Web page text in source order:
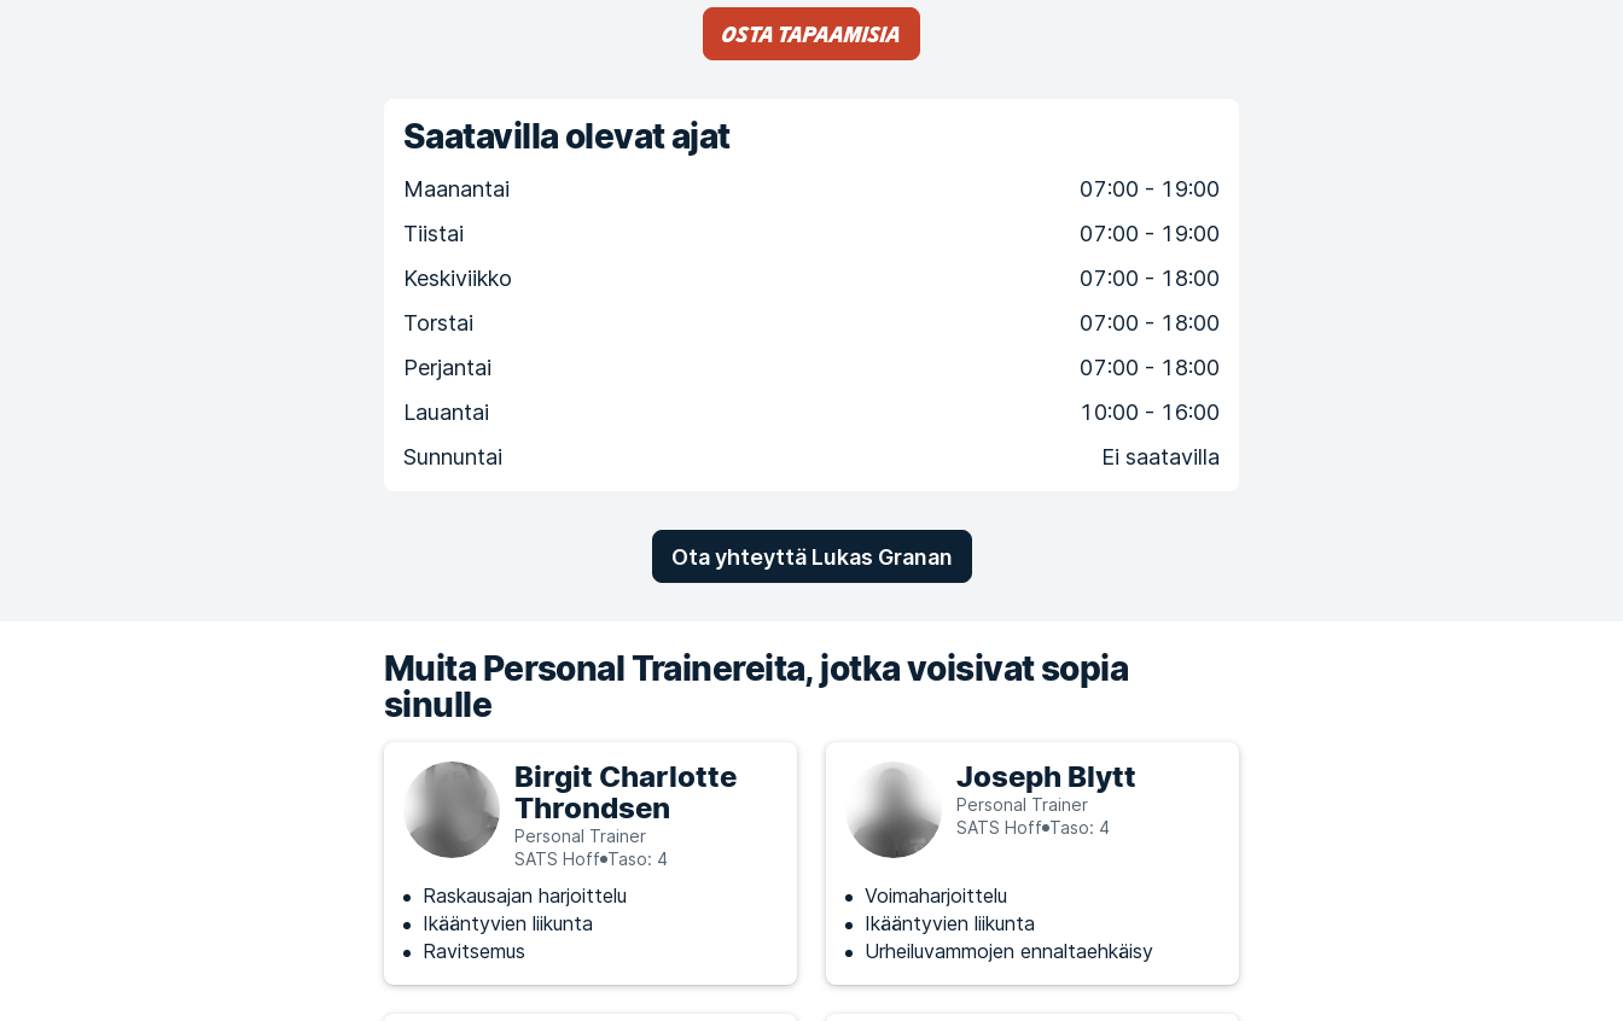
Osta tapaamisia
Saatavilla olevat ajat
Maanantai
07:00 - 19:00
Tiistai
07:00 - 19:00
Keskiviikko
07:00 - 18:00
Torstai
07:00 - 18:00
Perjantai
07:00 - 18:00
Lauantai
10:00 - 16:00
Sunnuntai
Ei saatavilla
Ota yhteyttä Lukas Granan
Muita Personal Trainereita, jotka voisivat sopia
sinulle
Birgit Charlotte
Throndsen
Personal Trainer
SATS Hoff Taso: 4
Raskausajan harjoittelu
Ikääntyvien liikunta
Ravitsemus
Joseph Blytt
Personal Trainer
SATS Hoff Taso: 4
Voimaharjoittelu
Ikääntyvien liikunta
Urheiluvammojen ennaltaehkäisy